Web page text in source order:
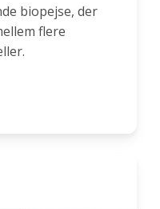
biopejse, der
flere